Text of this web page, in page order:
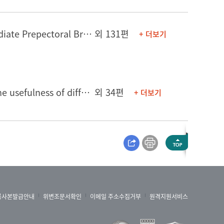
[논문] Acellular Dermal Matrix without Basement Membrane in Immediate Prepectoral Breast Reconstruction: A Randomized Controlled Trial 외 131편 + 더보기
[연구발표] IgG4-related renal disease: MR findings with emphasis on the usefulness of diffusion-weighted imaging. 외 34편 + 더보기
본발급안내 위변조문서확인 이메일 주소수집거부 원격지원서비스